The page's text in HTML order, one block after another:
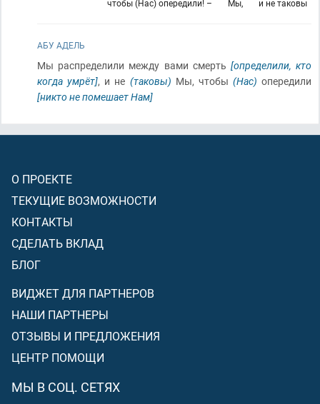
и не таковы
Мы,
чтобы (Нас) опередили! –
АБУ АДЕЛЬ
Мы распределили между вами смерть [определили, кто
когда умрёт], и не (таковы) Мы, чтобы (Нас) опередили
[никто не помешает Нам]
О ПРОЕКТЕ
ТЕКУЩИЕ ВОЗМОЖНОСТИ
КОНТАКТЫ
СДЕЛАТЬ ВКЛАД
БЛОГ
ВИДЖЕТ ДЛЯ ПАРТНЕРОВ
НАШИ ПАРТНЕРЫ
ОТЗЫВЫ И ПРЕДЛОЖЕНИЯ
ЦЕНТР ПОМОЩИ
МЫ В СОЦ. СЕТЯХ